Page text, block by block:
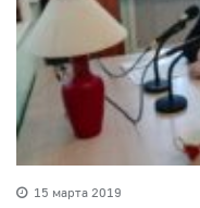
15 марта 2019